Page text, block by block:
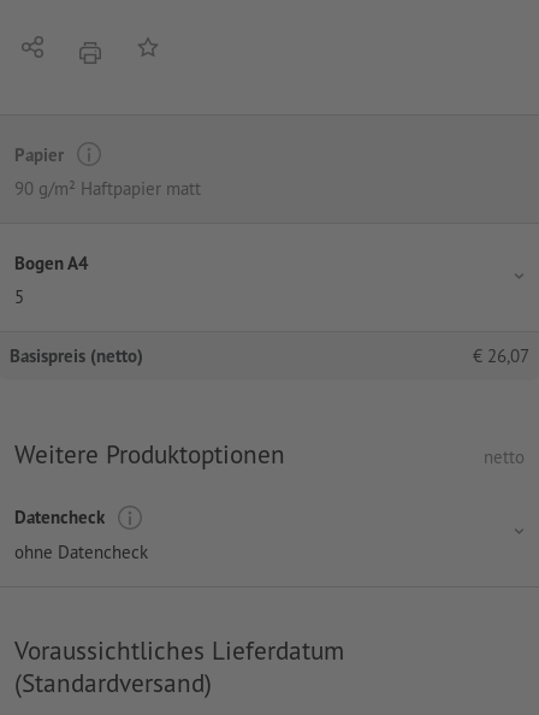
Teilen DruckenAuf die Merkliste
Papier
90 g/m² Haftpapier matt
Bogen A4
5
Basispreis (netto) € 26,07
Weitere Produktoptionen netto
Datencheck
ohne Datencheck
Voraussichtliches Lieferdatum
(Standardversand)